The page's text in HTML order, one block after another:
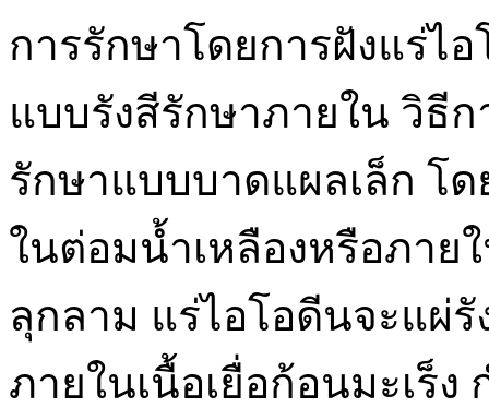
การรักษาโดยการฝังแร่ไ
แบบรังสีรักษาภายใน วิธี
รักษาแบบบาดแผลเล็ก โด
ในต่อมน้ำเหลืองหรือภาย
ลุกลาม แร่ไอโอดีนจะแผ่
ภายในเนื้อเยื่อก้อนมะเร็ง